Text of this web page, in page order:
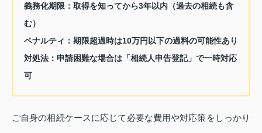
義務化期限：取得を知ってから3年以内（過去の相続も含
む）
ペナルティ：期限超過時は10万円以下の過料の可能性あり
対処法：申請困難な場合は「相続人申告登記」で一時対応
可
ご自身の相続ケースに応じて必要な費用や対応策をしっかり